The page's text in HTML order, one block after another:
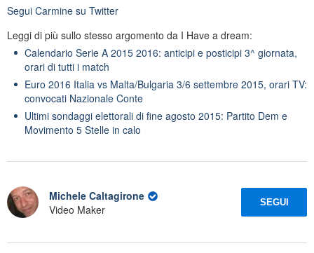
Segui Carmine su Twitter
Leggi di più sullo stesso argomento da I Have a dream:
Calendario Serie A 2015 2016: anticipi e posticipi 3^ giornata,
orari di tutti i match
Euro 2016 Italia vs Malta/Bulgaria 3/6 settembre 2015, orari TV:
convocati Nazionale Conte
Ultimi sondaggi elettorali di fine agosto 2015: Partito Dem e
Movimento 5 Stelle in calo
Michele Caltagirone
Video Maker
SEGUI